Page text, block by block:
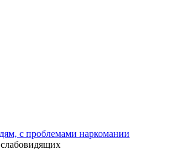
с проблемами наркомании